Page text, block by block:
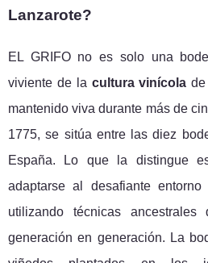
Lanzarote?
EL GRIFO no es solo una
viviente de la cultura vinícola
mantenido viva durante más de
1775, se sitúa entre las diez
España. Lo que la distingue
adaptarse al desafiante
utilizando técnicas
generación en generación. La